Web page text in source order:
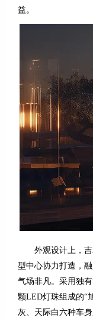
益。
外观设计上，吉
型中心协力打造，
气场非凡。采用独
颗LED灯珠组成的“
灰、天际白六种车